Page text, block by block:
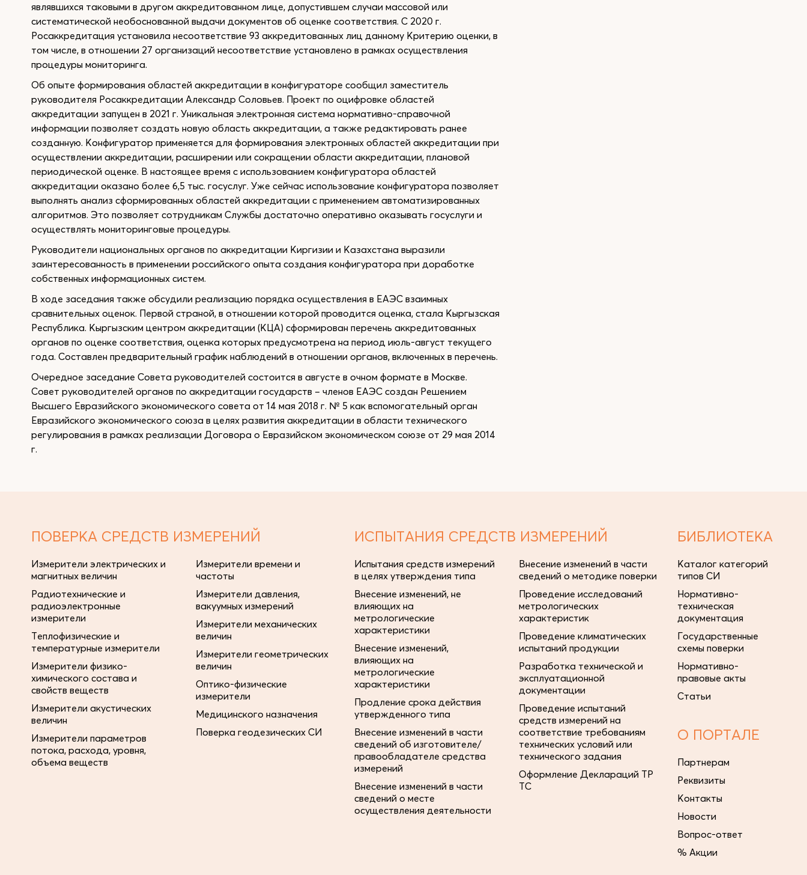
являвшихся таковыми в другом аккредитованном лице, допустившем случаи массовой или
систематической необоснованной выдачи документов об оценке соответствия. С 2020 г.
Росаккредитация установила несоответствие 93 аккредитованных лиц данному Критерию оценки, в
том числе, в отношении 27 организаций несоответствие установлено в рамках осуществления
процедуры мониторинга.
Об опыте формирования областей аккредитации в конфигураторе сообщил заместитель
руководителя Росаккредитации Александр Соловьев. Проект по оцифровке областей
аккредитации запущен в 2021 г. Уникальная электронная система нормативно-справочной
информации позволяет создать новую область аккредитации, а также редактировать ранее
созданную. Конфигуратор применяется для формирования электронных областей аккредитации при
осуществлении аккредитации, расширении или сокращении области аккредитации, плановой
периодической оценке. В настоящее время с использованием конфигуратора областей
аккредитации оказано более 6,5 тыс. госуслуг. Уже сейчас использование конфигуратора позволяет
выполнять анализ сформированных областей аккредитации с применением автоматизированных
алгоритмов. Это позволяет сотрудникам Службы достаточно оперативно оказывать госуслуги и
осуществлять мониторинговые процедуры.
Руководители национальных органов по аккредитации Киргизии и Казахстана выразили
заинтересованность в применении российского опыта создания конфигуратора при доработке
собственных информационных систем.
В ходе заседания также обсудили реализацию порядка осуществления в ЕАЭС взаимных
сравнительных оценок. Первой страной, в отношении которой проводится оценка, стала Кыргызская
Республика. Кыргызским центром аккредитации (КЦА) сформирован перечень аккредитованных
органов по оценке соответствия, оценка которых предусмотрена на период июль-август текущего
года. Составлен предварительный график наблюдений в отношении органов, включенных в перечень.
Очередное заседание Совета руководителей состоится в августе в очном формате в Москве.
Совет руководителей органов по аккредитации государств – членов ЕАЭС создан Решением
Высшего Евразийского экономического совета от 14 мая 2018 г. № 5 как вспомогательный орган
Евразийского экономического союза в целях развития аккредитации в области технического
регулирования в рамках реализации Договора о Евразийском экономическом союзе от 29 мая 2014
г.
ПОВЕРКА СРЕДСТВ ИЗМЕРЕНИЙ
Измерители электрических и
магнитных величин
Радиотехнические и
радиоэлектронные
измерители
Теплофизические и
температурные измерители
Измерители физико-
химического состава и
свойств веществ
Измерители акустических
величин
Измерители параметров
потока, расхода, уровня,
объема веществ
Измерители времени и
частоты
Измерители давления,
вакуумных измерений
Измерители механических
величин
Измерители геометрических
величин
Оптико-физические
измерители
Медицинского назначения
Поверка геодезических СИ
ИСПЫТАНИЯ СРЕДСТВ ИЗМЕРЕНИЙ
Испытания средств измерений
в целях утверждения типа
Внесение изменений, не
влияющих на
метрологические
характеристики
Внесение изменений,
влияющих на
метрологические
характеристики
Продление срока действия
утвержденного типа
Внесение изменений в части
сведений об изготовителе/
правообладателе средства
измерений
Внесение изменений в части
сведений о месте
осуществления деятельности
Внесение изменений в части
сведений о методике поверки
Проведение исследований
метрологических
характеристик
Проведение климатических
испытаний продукции
Разработка технической и
эксплуатационной
документации
Проведение испытаний
средств измерений на
соответствие требованиям
технических условий или
технического задания
Оформление Деклараций ТР
ТС
БИБЛИОТЕКА
Каталог категорий
типов СИ
Нормативно-
техническая
документация
Государственные
схемы поверки
Нормативно-
правовые акты
Статьи
О ПОРТАЛЕ
Партнерам
Реквизиты
Контакты
Новости
Вопрос-ответ
% Акции